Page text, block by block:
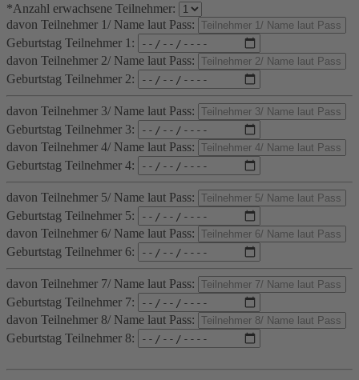
*Anzahl erwachsene Teilnehmer:
davon Teilnehmer 1/ Name laut Pass:
Geburtstag Teilnehmer 1:
davon Teilnehmer 2/ Name laut Pass:
Geburtstag Teilnehmer 2:
davon Teilnehmer 3/ Name laut Pass:
Geburtstag Teilnehmer 3:
davon Teilnehmer 4/ Name laut Pass:
Geburtstag Teilnehmer 4:
davon Teilnehmer 5/ Name laut Pass:
Geburtstag Teilnehmer 5:
davon Teilnehmer 6/ Name laut Pass:
Geburtstag Teilnehmer 6:
davon Teilnehmer 7/ Name laut Pass:
Geburtstag Teilnehmer 7:
davon Teilnehmer 8/ Name laut Pass:
Geburtstag Teilnehmer 8: